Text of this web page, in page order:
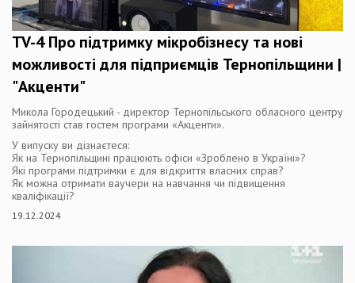
TV-4 Про підтримку мікробізнесу та нові
можливості для підприємців Тернопільщини |
"Акценти"
Микола Городецький - директор Тернопільського обласного центру
зайнятості став гостем програми «Акценти».
У випуску ви дізнаєтеся:
Як на Тернопільщині працюють офіси «Зроблено в Україні»?
Які програми підтримки є для відкриття власних справ?
Як можна отримати ваучери на навчання чи підвищення
кваліфікації?
19.12.2024